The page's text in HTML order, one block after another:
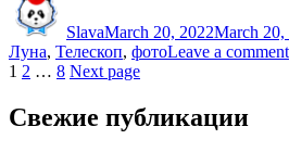
что
есть!”
SlavaMarch 20, 2022March 20,
Луна, Телескоп, фотоLeave a comment
Posts
pagination
Page
1 Page
2 … Page
8 Next page
Свежие публикации